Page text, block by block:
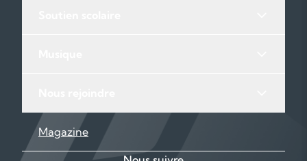
Magazine